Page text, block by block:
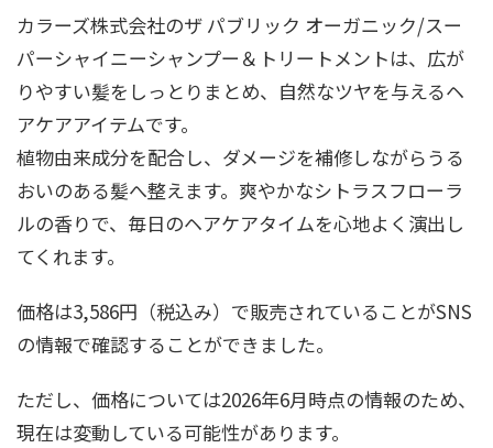
カラーズ株式会社のザ パブリック オーガニック/スー
パーシャイニーシャンプー＆トリートメントは、広が
りやすい髪をしっとりまとめ、自然なツヤを与えるヘ
アケアアイテムです。
植物由来成分を配合し、ダメージを補修しながらうる
おいのある髪へ整えます。爽やかなシトラスフローラ
ルの香りで、毎日のヘアケアタイムを心地よく演出し
てくれます。
価格は3,586円（税込み）で販売されていることがSNS
の情報で確認することができました。
ただし、価格については2026年6月時点の情報のため、
現在は変動している可能性があります。